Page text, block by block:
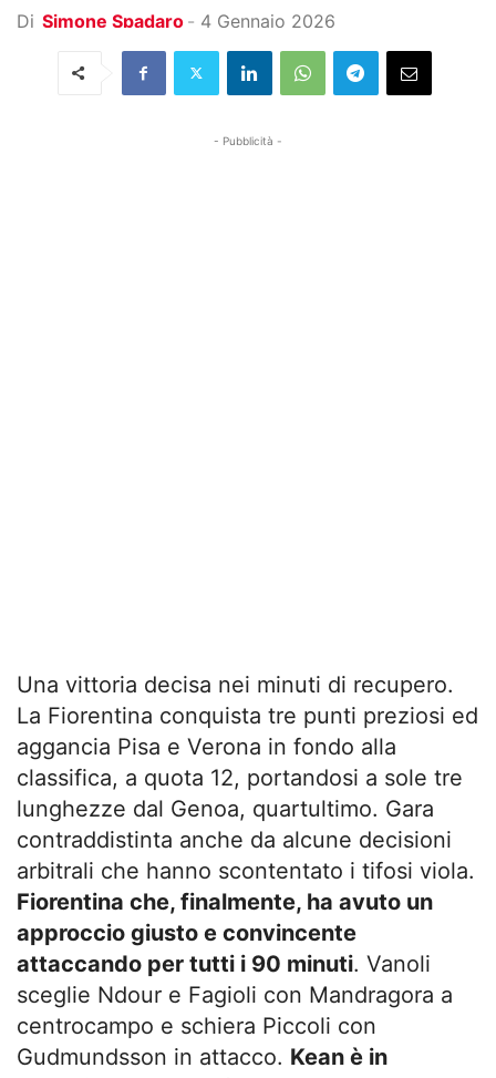
Di Simone Spadaro - 4 Gennaio 2026
- Pubblicità -
Una vittoria decisa nei minuti di recupero.
La Fiorentina conquista tre punti preziosi ed
aggancia Pisa e Verona in fondo alla
classifica, a quota 12, portandosi a sole tre
lunghezze dal Genoa, quartultimo. Gara
contraddistinta anche da alcune decisioni
arbitrali che hanno scontentato i tifosi viola.
Fiorentina che, finalmente, ha avuto un
approccio giusto e convincente
attaccando per tutti i 90 minuti. Vanoli
sceglie Ndour e Fagioli con Mandragora a
centrocampo e schiera Piccoli con
Gudmundsson in attacco. Kean è in